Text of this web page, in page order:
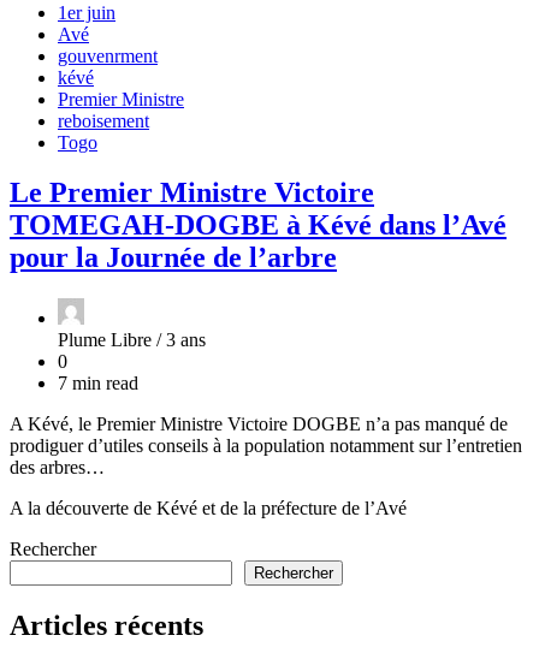
1er juin
Avé
gouvenrment
kévé
Premier Ministre
reboisement
Togo
Le Premier Ministre Victoire
TOMEGAH-DOGBE à Kévé dans l’Avé
pour la Journée de l’arbre
Plume Libre /3 ans
0
7 min read
A Kévé, le Premier Ministre Victoire DOGBE n’a pas manqué de
prodiguer d’utiles conseils à la population notamment sur l’entretien
des arbres…
A la découverte de Kévé et de la préfecture de l’Avé
Rechercher
Rechercher
Articles récents